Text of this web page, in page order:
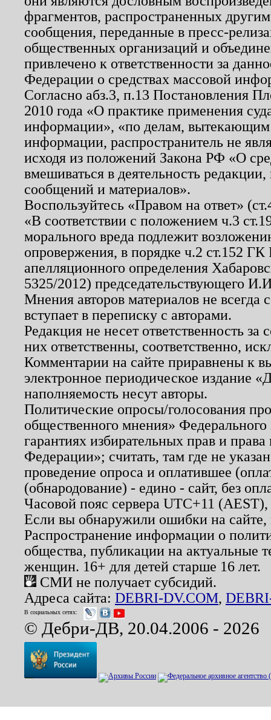
фрагментов, распространенных
сообщения, переданные в пресс-
общественных организаций и
привлечено к ответственности за
Федерации о средствах массовой
Согласно абз.3, п.13 Постановления
2010 года «О практике применения
информации», «по делам, вытекающим
информации, распространитель не
исходя из положений Закона РФ «О
вмешиваться в деятельность
сообщений и материалов».
Воспользуйтесь «Правом на ответ»
«В соответствии с положением ч.3
морального вреда подлежит
опровержения, в порядке ч.2 ст.152
апелляционного определения
5325/2012) председательствующего
Мнения авторов материалов не
вступает в переписку с авторами.
Редакция не несет ответственность
них ответственны, соответственно,
Комментарии на сайте приравнены к
электронное периодическое издание
наполняемость несут авторы.
Политические опросы/голосования
общественного мнения»
гарантиях избирательных прав и
Федерации»; считать, там где не
проведение опроса и оплатившее
(обнародование) - едино - сайт, без
Часовой пояс сервера UTC+11
Если вы обнаружили ошибки на
Распространение информации о
общества, публикации на актуальные
женщин. 16+ для детей старше 16 лет.
СМИ не получает субсидий.
Адреса сайта: DEBRI-DV.COM,
В социальных сетях:
© Дебри-ДВ, 20.04.2006 - 2026